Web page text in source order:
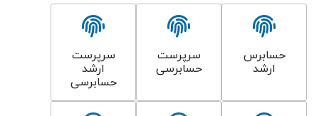
حسابرس
ارشد
سرپرست
حسابرسی
سرپرست
ارشد
حسابرسی